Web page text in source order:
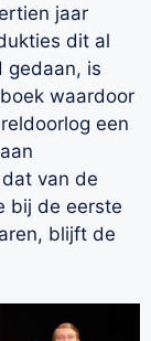
jaar
dit al
gedaan, is
waardoor
een
van de
bij de eerste
blijft de